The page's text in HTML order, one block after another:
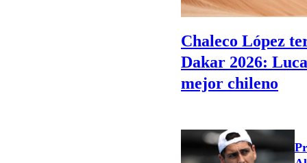
Chaleco López
Dakar 2026:
mejor chileno